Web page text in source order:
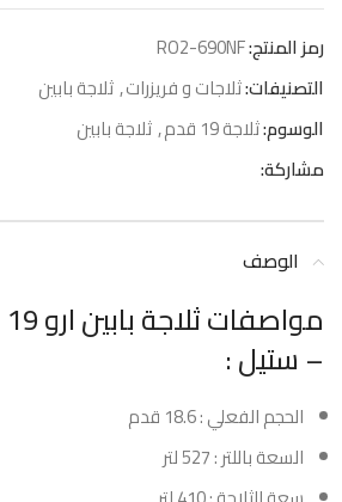
رمز المنتج:RO2-690NF
التصنيفات:ثلاجات و فريزرات,ثلاجة بابين
الوسوم:ثلاجة 19 قدم ,ثلاجة بابين
مشاركة:
الوصف
– ستيل :
الحجم الفعلي : 18.6 قدم
السعة باللتر : 527 لتر